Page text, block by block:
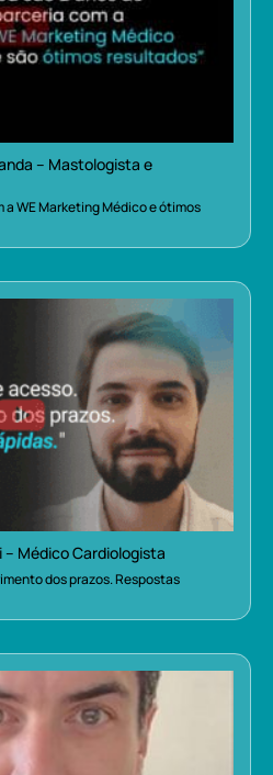
– Mastologista e
a WE Marketing Médico e ótimos
– Médico Cardiologista
dos prazos. Respostas